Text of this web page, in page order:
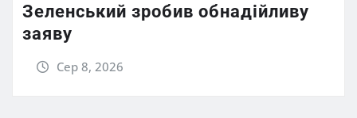
Зеленський зробив обнадійливу
заяву
Сер 8, 2026